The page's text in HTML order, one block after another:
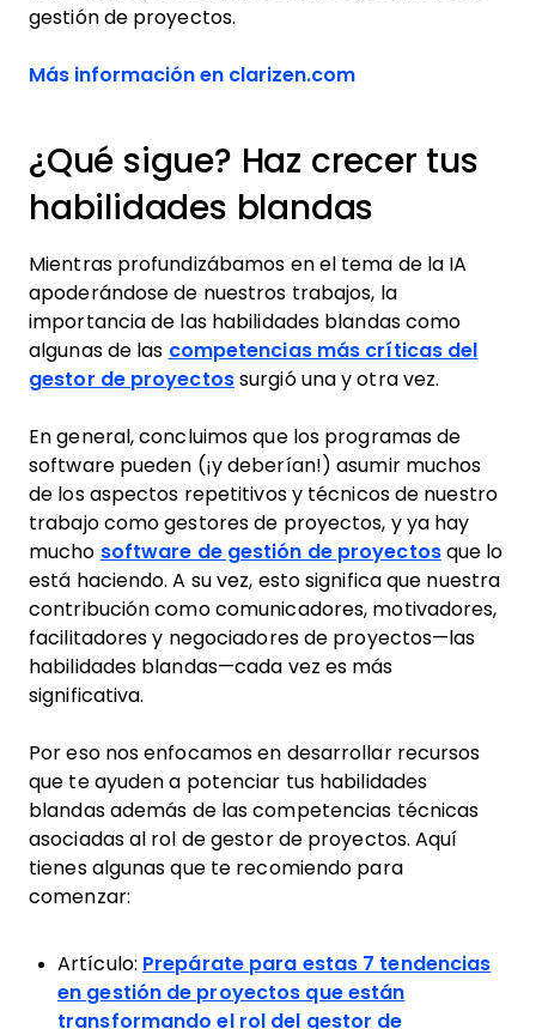
gestión de proyectos.
Más información en clarizen.comOpens new
¿Qué sigue? Haz crecer tus
habilidades blandas
Mientras profundizábamos en el tema de la IA
apoderándose de nuestros trabajos, la
importancia de las habilidades blandas como
algunas de las competencias más críticas del
gestor de proyectossurgió una y otra vez.
En general, concluimos que los programas de
software pueden (¡y deberían!) asumir muchos
de los aspectos repetitivos y técnicos de nuestro
trabajo como gestores de proyectos, y ya hay
mucho software de gestión de proyectosque lo
está haciendo. A su vez, esto significa que nuestra
contribución como comunicadores, motivadores,
facilitadores y negociadores de proyectos—las
habilidades blandas—cada vez es más
significativa.
Por eso nos enfocamos en desarrollar recursos
que te ayuden a potenciar tus habilidades
blandas además de las competencias técnicas
asociadas al rol de gestor de proyectos. Aquí
tienes algunas que te recomiendo para
comenzar:
Artículo: Prepárate para estas 7 tendencias
en gestión de proyectos que están
transformando el rol del gestor de